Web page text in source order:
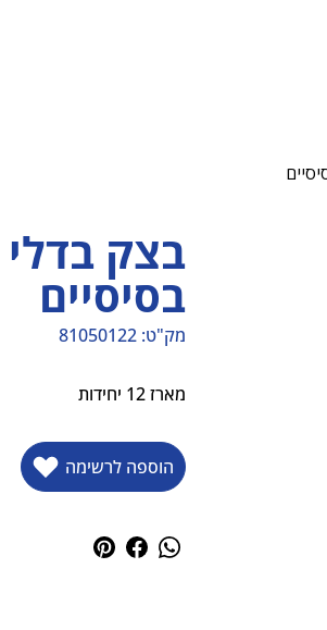
בסיסיים
מק"ט:
מק"ט
81050122
81050122
מארז 12 יחידות
הוספה לרשימה